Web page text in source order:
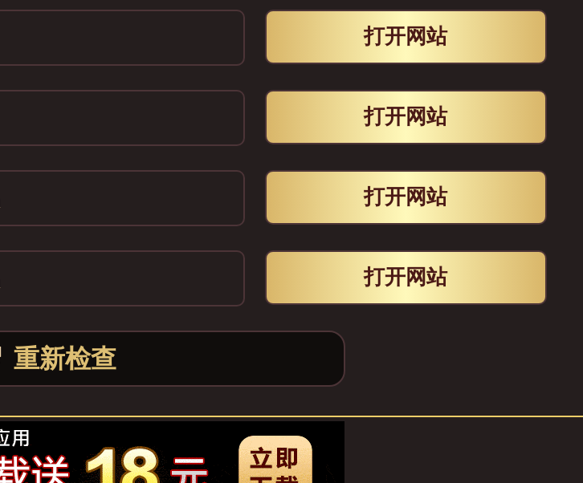
打开网站
打开网站
打开网站
打开网站
重新检查